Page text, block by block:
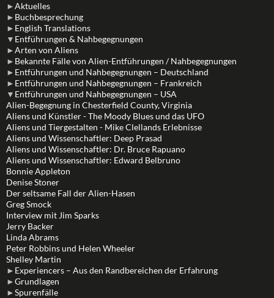
►Aktuelles
► Buchbesprechung
► English Translations
▼ Entführungen & Nahbegegnungen
►Arten von Aliens
► Bekannte Fälle von Alien-Entführungen / Nahbegegnungen
► Entführungen und Nahbegegnungen – Deutschland
► Entführungen und Nahbegegnungen – Frankreich
▼ Entführungen und Nahbegegnungen – USA
Alien-Begegnung in Chesterfield County, Virginia
Aliens und Künstler - The Moody Blues und das UFO
Aliens und Tiergestalten - Mike Clellands Erlebnisse
Aliens und Wissenschaftler: Deep Prasad
Aliens und Wissenschaftler: Dr. Bruce Rapuano
Aliens und Wissenschaftler: Edward Belbruno
Bonnie Appleton
Denise Stoner
Der seltsame Fall der Alien-Hasen
Greg Smock
Interview mit Jim Sparks
Jerry Backer
Linda Abrams
Peter Robbins und Helen Wheeler
Shelley Martin
► Experiencers – Aus den Randbereichen der Erfahrung
►Grundlagen
►Spurenfälle